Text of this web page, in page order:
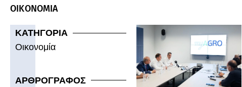
ΟΙΚΟΝΟΜΙΑ
ΚΑΤΗΓΟΡΙΑ
Οικονομία
ΑΡΘΡΟΓΡΑΦΟΣ